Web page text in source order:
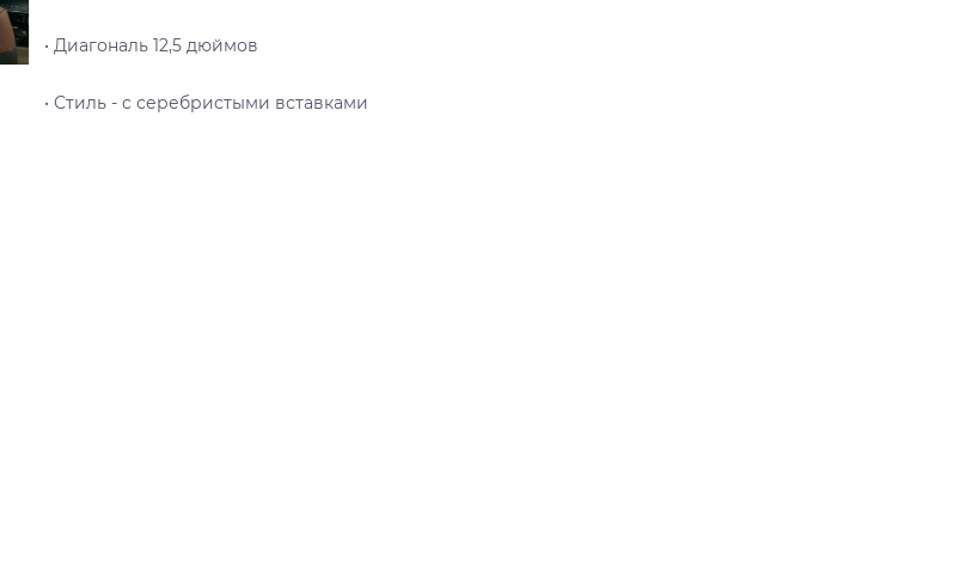
• Диагональ 12,5 дюймов
• Стиль - c серебристыми вставками